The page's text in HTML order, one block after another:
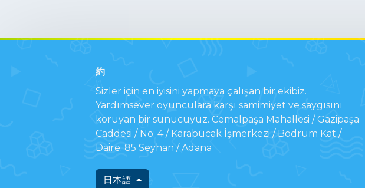
約
Sizler için en iyisini yapmaya çalışan bir ekibiz.
Yardımsever oyunculara karşı samimiyet ve saygısını
koruyan bir sunucuyuz. Cemalpaşa Mahallesi / Gazipaşa
Caddesi / No: 4 / Karabucak İşmerkezi / Bodrum Kat /
Daire: 85 Seyhan / Adana
日本語